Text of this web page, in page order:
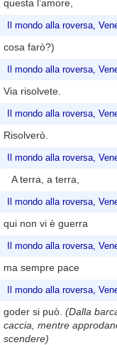
questa l’amore,
Il mondo alla roversa,
cosa farò?)
Il mondo alla roversa,
Via risolvete.
Il mondo alla roversa,
Risolverò.
Il mondo alla roversa,
A terra, a terra,
Il mondo alla roversa,
qui non vi è guerra
Il mondo alla roversa,
ma sempre pace
Il mondo alla roversa,
goder si può. (Dalla
caccia, mentre
scendere)